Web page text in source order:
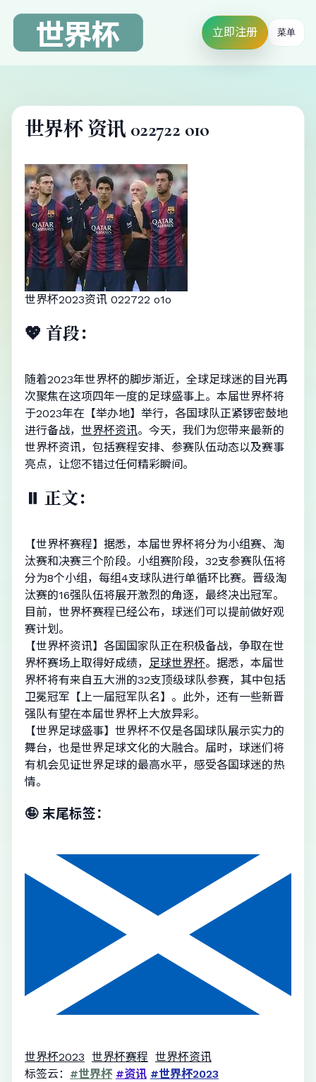
立即注册 菜单
世界杯 资讯 022722 o1o
世界杯2023资讯 022722 o1o
💖 首段：
随着2023年世界杯的脚步渐近，全球足球迷的目光再
次聚焦在这项四年一度的足球盛事上。本届世界杯将
于2023年在【举办地】举行，各国球队正紧锣密鼓地
进行备战， 世界杯资讯。今天，我们为您带来最新的
世界杯资讯，包括赛程安排、参赛队伍动态以及赛事
亮点，让您不错过任何精彩瞬间。
⏸️ 正文：
【世界杯赛程】据悉，本届世界杯将分为小组赛、淘
汰赛和决赛三个阶段。小组赛阶段，32支参赛队伍将
分为8个小组，每组4支球队进行单循环比赛。晋级淘
汰赛的16强队伍将展开激烈的角逐，最终决出冠军。
目前，世界杯赛程已经公布，球迷们可以提前做好观
赛计划。
【世界杯资讯】各国国家队正在积极备战，争取在世
界杯赛场上取得好成绩， 足球世界杯。据悉，本届世
界杯将有来自五大洲的32支顶级球队参赛，其中包括
卫冕冠军【上一届冠军队名】。此外，还有一些新晋
强队有望在本届世界杯上大放异彩。
【世界足球盛事】世界杯不仅是各国球队展示实力的
舞台，也是世界足球文化的大融合。届时，球迷们将
有机会见证世界足球的最高水平，感受各国球迷的热
情。
🤪 末尾标签：
世界杯2023 世界杯赛程 世界杯资讯
标签云： #世界杯 #资讯 #世界杯2023